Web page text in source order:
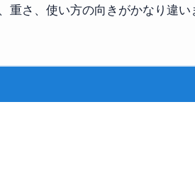
重さ、使い方の向きがかなり違い